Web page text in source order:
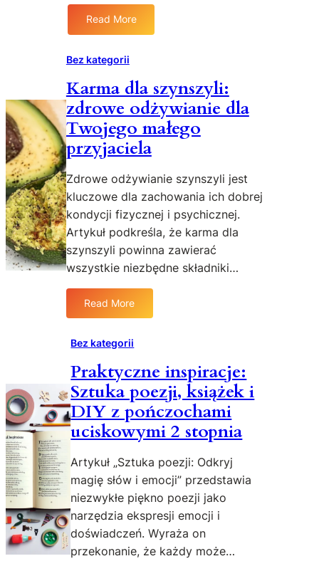
a
c
j
y
w
u
f
n
k
c
y
j
y
?
P
o
ó
w
n
a
n
i
m
o
d
e
i
i
d
z
e
o
p
o
w
e
d
n
i
s
z
k
o
l
e
e
z
m
e
y
c
y
n
e
s
Read More
N
j
s
p
r
a
d
z
o
n
y
c
S
p
s
b
w
n
a
d
r
o
w
e
y
Bez kategorii
Karma dla szynszyli:
zdrowe odżywianie dla
Twojego małego
przyjaciela
Zdrowe odżywianie szynszyli jest
kluczowe dla zachowania ich dobrej
kondycji fizycznej i psychicznej.
Artykuł podkreśla, że karma dla
szynszyli powinna zawierać
wszystkie niezbędne składniki…
Read More
a
m
a
d
l
a
z
y
n
s
z
Bez kategorii
Praktyczne inspiracje:
Sztuka poezji, książek i
DIY z pończochami
uciskowymi 2 stopnia
Artykuł „Sztuka poezji: Odkryj
magię słów i emocji” przedstawia
niezwykłe piękno poezji jako
narzędzia ekspresji emocji i
doświadczeń. Wyraża on
przekonanie, że każdy może…